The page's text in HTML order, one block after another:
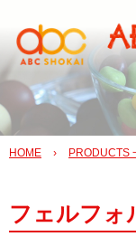
HOME › PRODUCTS
フェルフォ